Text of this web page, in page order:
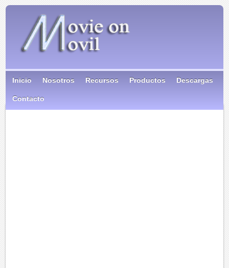
Inicio Nosotros Recursos Productos Descargas
Contacto